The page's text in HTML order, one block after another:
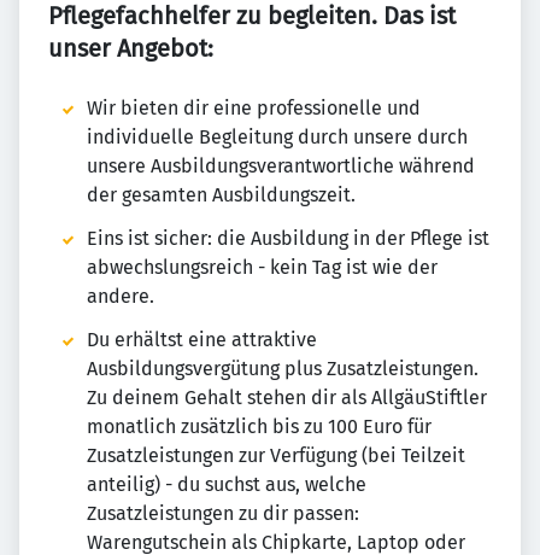
Pflegefachhelfer zu begleiten. Das ist
unser Angebot:
Wir bieten dir eine professionelle und
individuelle Begleitung durch unsere durch
unsere Ausbildungsverantwortliche während
der gesamten Ausbildungszeit.
Eins ist sicher: die Ausbildung in der Pflege ist
abwechslungsreich - kein Tag ist wie der
andere.
Du erhältst eine attraktive
Ausbildungsvergütung plus Zusatzleistungen.
Zu deinem Gehalt stehen dir als AllgäuStiftler
monatlich zusätzlich bis zu 100 Euro für
Zusatzleistungen zur Verfügung (bei Teilzeit
anteilig) - du suchst aus, welche
Zusatzleistungen zu dir passen:
Warengutschein als Chipkarte, Laptop oder